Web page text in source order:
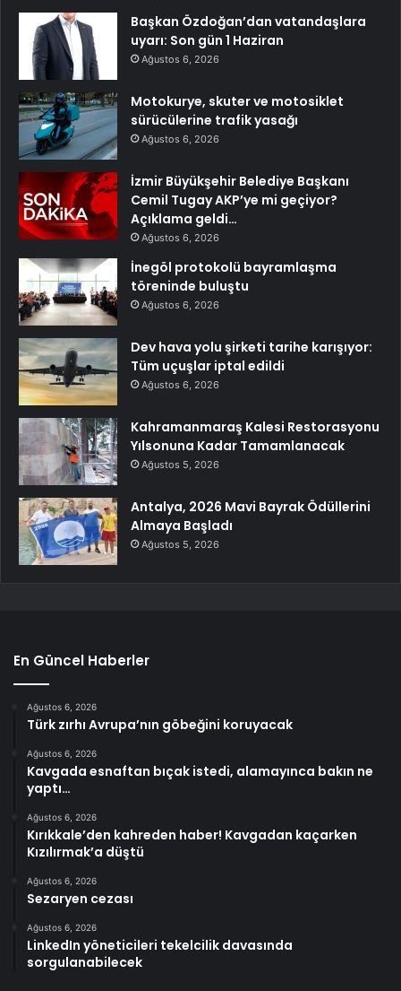
Başkan Özdoğan’dan vatandaşlara
uyarı: Son gün 1 Haziran
Ağustos 6, 2026
Motokurye, skuter ve motosiklet
sürücülerine trafik yasağı
Ağustos 6, 2026
İzmir Büyükşehir Belediye Başkanı
Cemil Tugay AKP’ye mi geçiyor?
Açıklama geldi…
Ağustos 6, 2026
İnegöl protokolü bayramlaşma
töreninde buluştu
Ağustos 6, 2026
Dev hava yolu şirketi tarihe karışıyor:
Tüm uçuşlar iptal edildi
Ağustos 6, 2026
Kahramanmaraş Kalesi Restorasyonu
Yılsonuna Kadar Tamamlanacak
Ağustos 5, 2026
Antalya, 2026 Mavi Bayrak Ödüllerini
Almaya Başladı
Ağustos 5, 2026
En Güncel Haberler
Ağustos 6, 2026
Türk zırhı Avrupa’nın göbeğini koruyacak
Ağustos 6, 2026
Kavgada esnaftan bıçak istedi, alamayınca bakın ne
yaptı…
Ağustos 6, 2026
Kırıkkale’den kahreden haber! Kavgadan kaçarken
Kızılırmak’a düştü
Ağustos 6, 2026
Sezaryen cezası
Ağustos 6, 2026
LinkedIn yöneticileri tekelcilik davasında
sorgulanabilecek